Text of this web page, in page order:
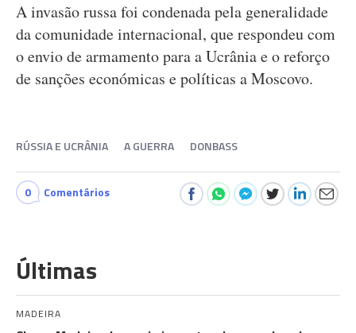
A invasão russa foi condenada pela generalidade
da comunidade internacional, que respondeu com
o envio de armamento para a Ucrânia e o reforço
de sanções económicas e políticas a Moscovo.
RÚSSIA E UCRÂNIA A GUERRA DONBASS
0 Comentários
Últimas
MADEIRA